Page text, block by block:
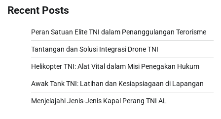
Recent Posts
Peran Satuan Elite TNI dalam Penanggulangan Terorisme
Tantangan dan Solusi Integrasi Drone TNI
Helikopter TNI: Alat Vital dalam Misi Penegakan Hukum
Awak Tank TNI: Latihan dan Kesiapsiagaan di Lapangan
Menjelajahi Jenis-Jenis Kapal Perang TNI AL